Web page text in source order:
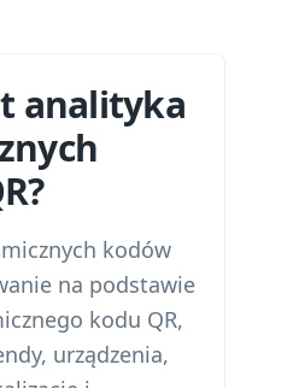
analityka
kodów
na podstawie
kodu QR,
urządzenia,